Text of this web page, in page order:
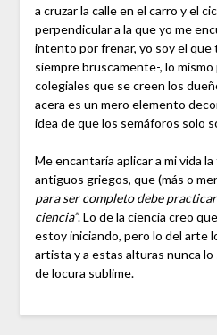
a cruzar la calle en el carro y el
perpendicular a la que yo me
intento por frenar, yo soy el que
siempre bruscamente-, lo
colegiales que se creen los
acera es un mero elemento
idea de que los semáforos solo
Me encantaría aplicar a mi vida
antiguos griegos, que (más o
para ser completo debe
ciencia”. Lo de la ciencia creo
estoy iniciando, pero lo del arte
artista y a estas alturas nunca lo
de locura sublime.